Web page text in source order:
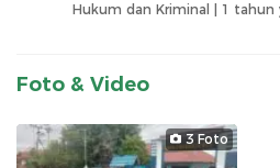
Hukum dan Kriminal | 1 tahun
Foto & Video
3 Foto